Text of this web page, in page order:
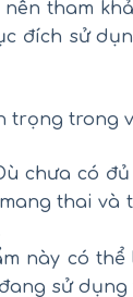
tham
đích sử
trọng trong
chưa có
thai
này có
sử